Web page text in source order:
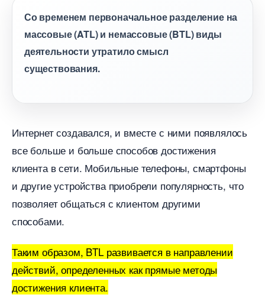
Со временем первоначальное разделение на
массовые (ATL) и немассовые (BTL) виды
деятельности утратило смысл
существования.
Интернет создавался, и вместе с ними появлялось
се больше и больше способов достижения
клиента в сети. Мобильные телефоны, смартфоны
и другие устройства приобрели популярность, что
позволяет общаться с клиентом другими
способами.
Таким образом, BTL развивается в направлении
действий, определенных как прямые методы
достижения клиента.